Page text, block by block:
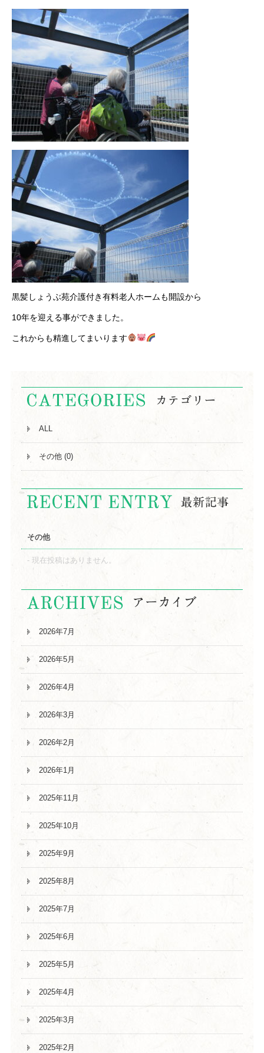
黒髪しょうぶ苑介護付き有料老人ホームも開設から
10年を迎える事ができました。
これからも精進してまいります
ALL
その他 (0)
その他
現在投稿はありません。
2026年7月
2026年5月
2026年4月
2026年3月
2026年2月
2026年1月
2025年11月
2025年10月
2025年9月
2025年8月
2025年7月
2025年6月
2025年5月
2025年4月
2025年3月
2025年2月